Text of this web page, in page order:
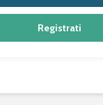
Registrati